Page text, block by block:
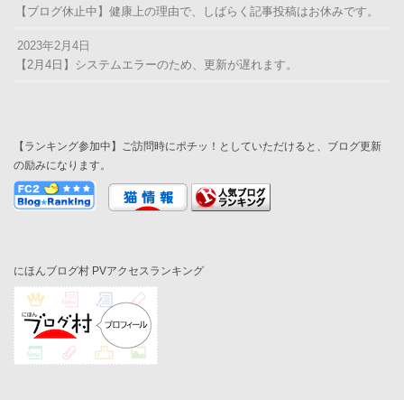
【ブログ休止中】健康上の理由で、しばらく記事投稿はお休みです。
2023年2月4日
【2月4日】システムエラーのため、更新が遅れます。
【ランキング参加中】ご訪問時にポチッ！としていただけると、ブログ更新
の励みになります。
にほんブログ村 PVアクセスランキング